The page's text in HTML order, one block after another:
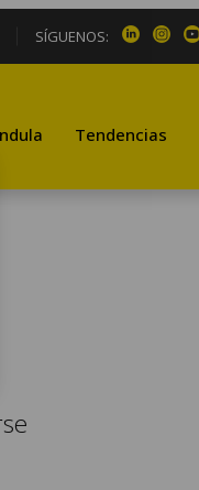
SÍGUENOS:
Tendencias